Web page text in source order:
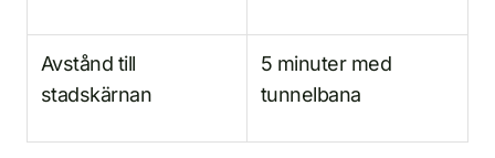
Avstånd till
stadskärnan
5 minuter med
tunnelbana